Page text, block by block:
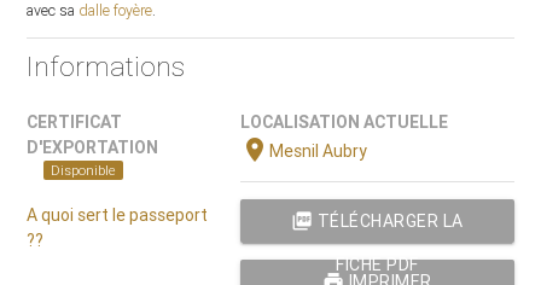
avec sa dalle foyère.
Informations
CERTIFICAT
D'EXPORTATION
Disponible
A quoi sert le passeport
??
LOCALISATION ACTUELLE
location_onMesnil Aubry
picture_as_pdf TÉLÉCHARGER LA
FICHE PDF